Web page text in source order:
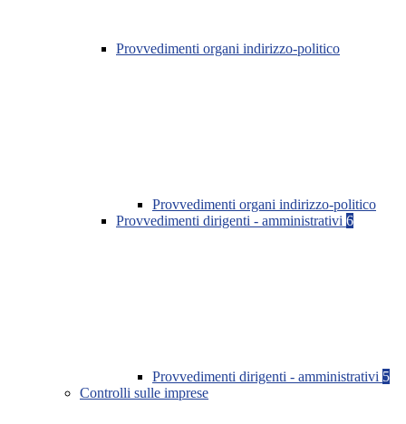
Provvedimenti organi indirizzo-politico
Provvedimenti organi indirizzo-politico
Provvedimenti dirigenti - amministrativi 6
Provvedimenti dirigenti - amministrativi 5
Controlli sulle imprese